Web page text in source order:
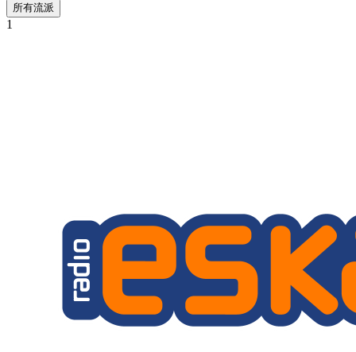
所有流派
1